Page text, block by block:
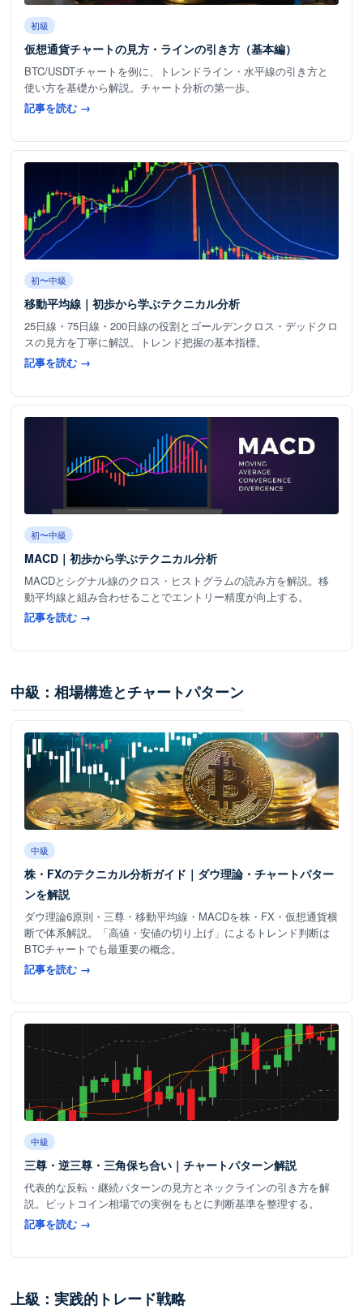
初級
仮想通貨チャートの見方・ラインの引き方（基本編）
BTC/USDTチャートを例に、トレンドライン・水平線の引き方と
使い方を基礎から解説。チャート分析の第一歩。
記事を読む →
初〜中級
移動平均線｜初歩から学ぶテクニカル分析
25日線・75日線・200日線の役割とゴールデンクロス・デッドクロ
スの見方を丁寧に解説。トレンド把握の基本指標。
記事を読む →
初〜中級
MACD｜初歩から学ぶテクニカル分析
MACDとシグナル線のクロス・ヒストグラムの読み方を解説。移
動平均線と組み合わせることでエントリー精度が向上する。
記事を読む →
中級：相場構造とチャートパターン
中級
株・FXのテクニカル分析ガイド｜ダウ理論・チャートパター
ンを解説
ダウ理論6原則・三尊・移動平均線・MACDを株・FX・仮想通貨横
断で体系解説。「高値・安値の切り上げ」によるトレンド判断は
BTCチャートでも最重要の概念。
記事を読む →
中級
三尊・逆三尊・三角保ち合い｜チャートパターン解説
代表的な反転・継続パターンの見方とネックラインの引き方を解
説。ビットコイン相場での実例をもとに判断基準を整理する。
記事を読む →
上級：実践的トレード戦略